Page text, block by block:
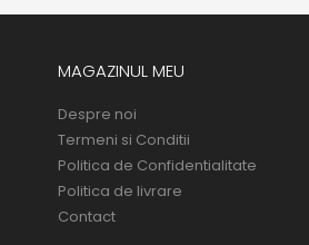
MAGAZINUL MEU
Despre noi
Termeni si Conditii
Politica de Confidentialitate
Politica de livrare
Contact